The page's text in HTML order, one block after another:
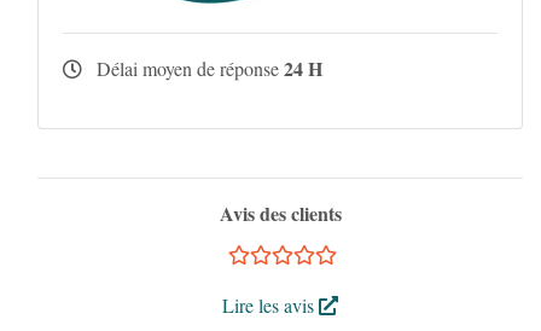
Délai moyen de réponse24 H
Avis des clients
Lire les avis